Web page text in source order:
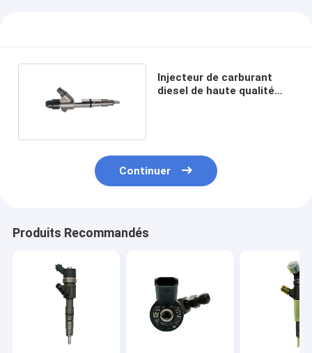
Injecteur de carburant
diesel de haute qualité
Continuer
Produits Recommandés